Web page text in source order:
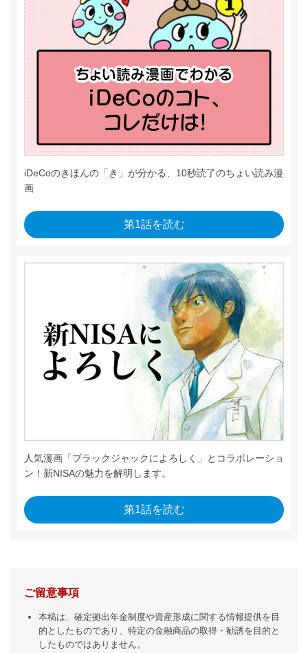
iDeCoのきほんの「き」が分かる、10秒読了のちょい読み漫
画
第1話を読む
人気漫画「ブラックジャックによろしく」とコラボレーショ
ン！新NISAの魅力を解明します。
第1話を読む
ご留意事項
本稿は、確定拠出年金制度や資産形成に関する情報提供を目
的としたものであり、特定の金融商品の取得・勧誘を目的と
したものではありません。